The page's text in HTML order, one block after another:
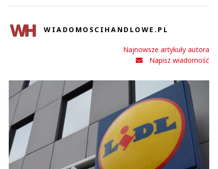
WIADOMOSCIHANDLOWE.PL
Najnowsze artykuły autora
Napisz wiadomość